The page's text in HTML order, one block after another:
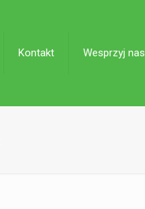
Kontakt Wesprzyj nas